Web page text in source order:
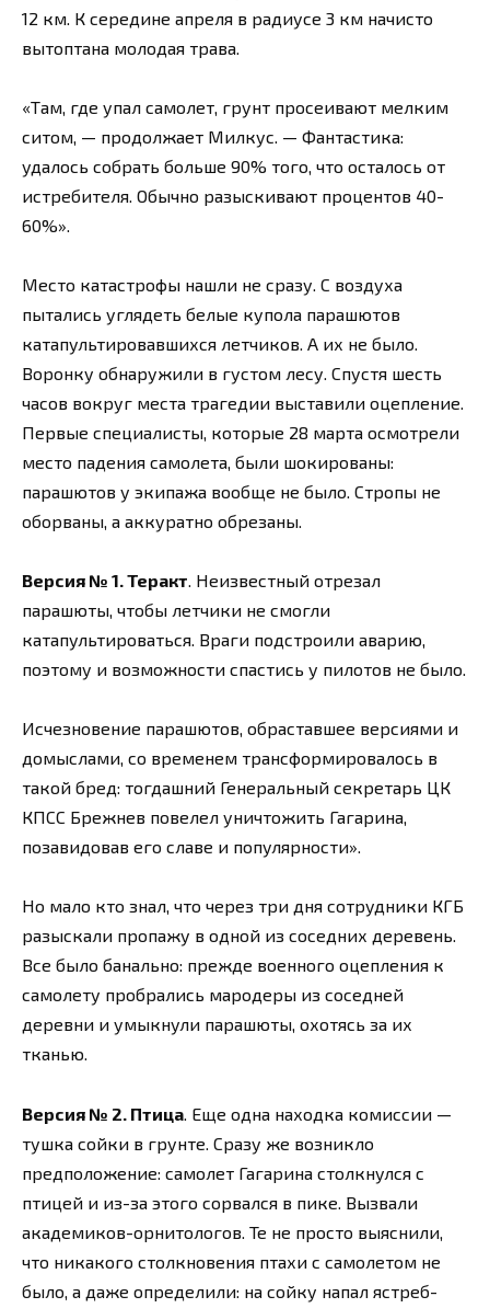
12 км. К середине апреля в радиусе 3 км начисто
вытоптана молодая трава.
«Там, где упал самолет, грунт просеивают мелким
ситом, — продолжает Милкус. — Фантастика:
удалось собрать больше 90% того, что осталось от
истребителя. Обычно разыскивают процентов 40-
60%».
Место катастрофы нашли не сразу. С воздуха
пытались углядеть белые купола парашютов
катапультировавшихся летчиков. А их не было.
Воронку обнаружили в густом лесу. Спустя шесть
часов вокруг места трагедии выставили оцепление.
Первые специалисты, которые 28 марта осмотрели
место падения самолета, были шокированы:
парашютов у экипажа вообще не было. Стропы не
оборваны, а аккуратно обрезаны.
Версия № 1. Теракт. Неизвестный отрезал
парашюты, чтобы летчики не смогли
катапультироваться. Враги подстроили аварию,
поэтому и возможности спастись у пилотов не было.
Исчезновение парашютов, обраставшее версиями и
домыслами, со временем трансформировалось в
такой бред: тогдашний Генеральный секретарь ЦК
КПСС Брежнев повелел уничтожить Гагарина,
позавидовав его славе и популярности».
Но мало кто знал, что через три дня сотрудники КГБ
разыскали пропажу в одной из соседних деревень.
Все было банально: прежде военного оцепления к
самолету пробрались мародеры из соседней
деревни и умыкнули парашюты, охотясь за их
тканью.
Версия № 2. Птица . Еще одна находка комиссии —
тушка сойки в грунте. Сразу же возникло
предположение: самолет Гагарина столкнулся с
птицей и из-за этого сорвался в пике. Вызвали
академиков-орнитологов. Те не просто выяснили,
что никакого столкновения птахи с самолетом не
было, а даже определили: на сойку напал ястреб-